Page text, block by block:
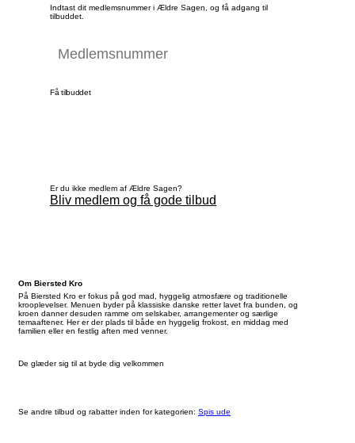
Om Biersted Kro
På Biersted Kro er fokus på god mad, hyggelig atmosfære og traditionelle
krooplevelser. Menuen byder på klassiske danske retter lavet fra bunden, og
kroen danner desuden ramme om selskaber, arrangementer og særlige
temaaftener. Her er der plads til både en hyggelig frokost, en middag med
familien eller en festlig aften med venner.
De glæder sig til at byde dig velkommen
Indtast dit medlemsnummer i Ældre Sagen, og få adgang til
tilbuddet.
Få tilbuddet
Er du ikke medlem af Ældre Sagen?
Bliv medlem og få gode tilbud
Se andre tilbud og rabatter inden for kategorien: Spis ude